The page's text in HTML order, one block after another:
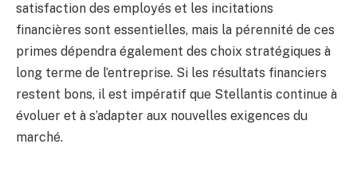
satisfaction des employés et les incitations
financières sont essentielles, mais la pérennité de ces
primes dépendra également des choix stratégiques à
long terme de l’entreprise. Si les résultats financiers
restent bons, il est impératif que Stellantis continue à
évoluer et à s’adapter aux nouvelles exigences du
marché.